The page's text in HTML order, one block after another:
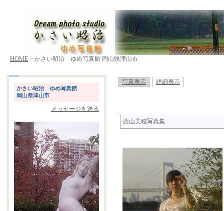
HOME > かさい昭治 ゆめ写真館 岡山県津山市
かさい昭治 ゆめ写真館
岡山県津山市
メッセージを送る
写真表示 詳細表示
西山美穂写真集